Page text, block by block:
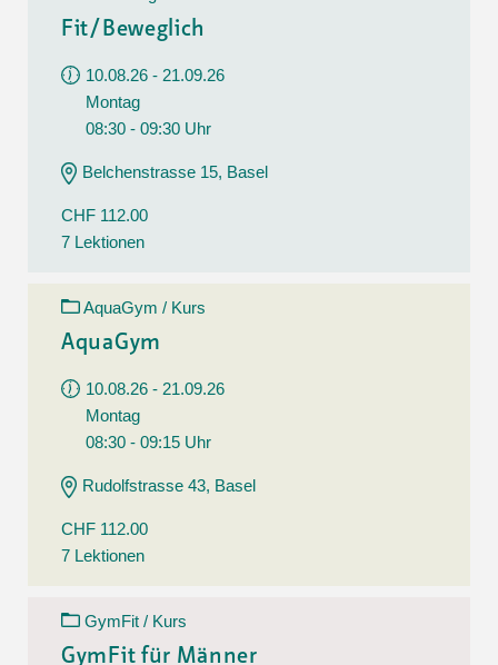
Fit/Beweglich
10.08.26 - 21.09.26
Montag
08:30 - 09:30 Uhr
Belchenstrasse 15, Basel
CHF 112.00
7 Lektionen
AquaGym / Kurs
AquaGym
10.08.26 - 21.09.26
Montag
08:30 - 09:15 Uhr
Rudolfstrasse 43, Basel
CHF 112.00
7 Lektionen
GymFit / Kurs
GymFit für Männer